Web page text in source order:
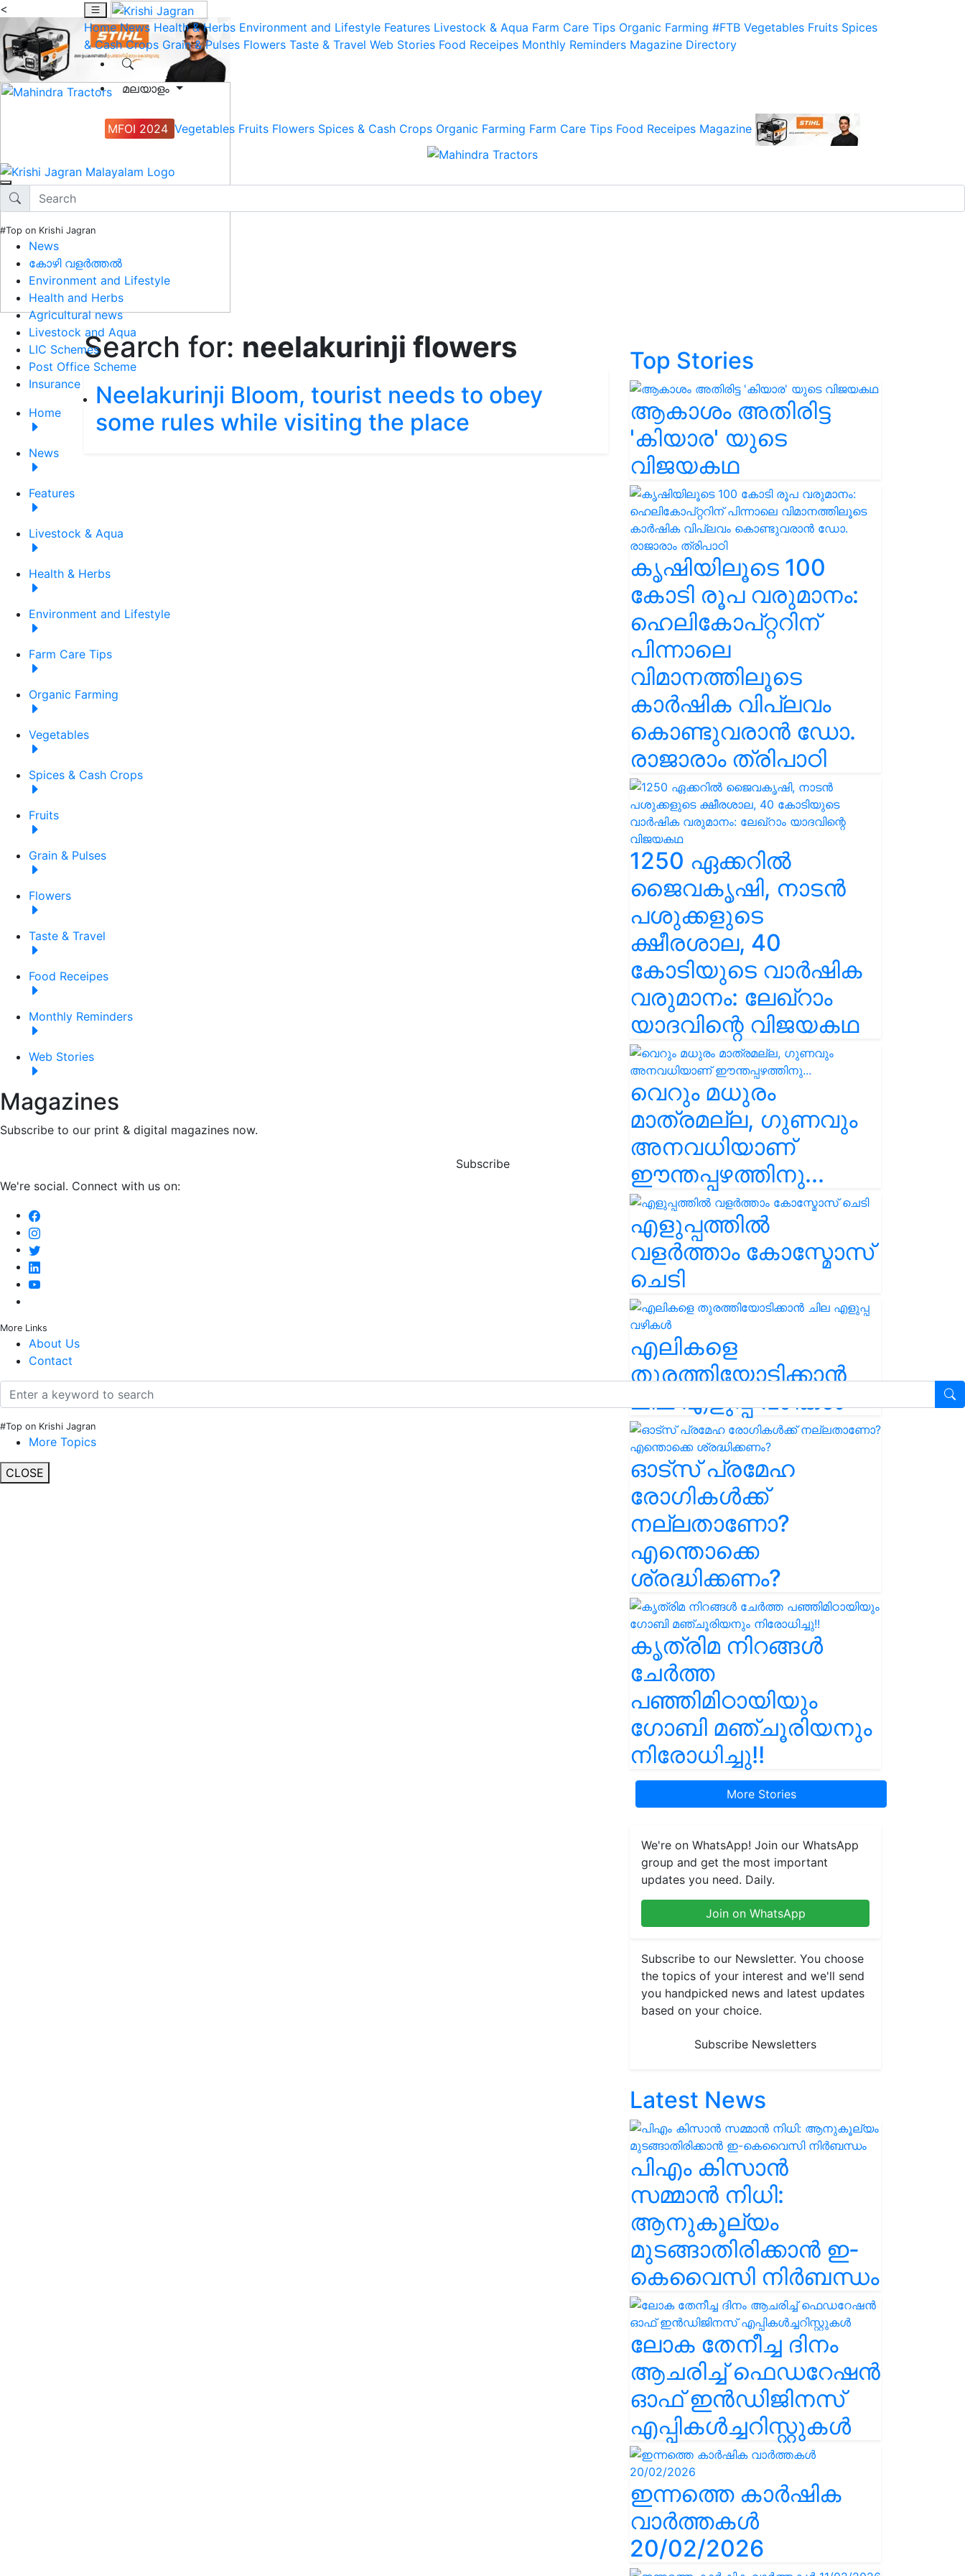
<
Home News Health & Herbs Environment and Lifestyle Features Livestock & Aqua Farm Care Tips Organic Farming #FTB Vegetables Fruits Spices
& Cash Crops Grain & Pulses Flowers Taste & Travel Web Stories Food Receipes Monthly Reminders Magazine Directory
മലയാളം
MFOI 2024 Vegetables Fruits Flowers Spices & Cash Crops Organic Farming Farm Care Tips Food Receipes Magazine
#Top on Krishi Jagran
News
കോഴി വളർത്തൽ
Environment and Lifestyle
Health and Herbs
Agricultural news
Livestock and Aqua
LIC Schemes
Post Office Scheme
Insurance
Home
News
Features
Livestock & Aqua
Health & Herbs
Environment and Lifestyle
Farm Care Tips
Organic Farming
Vegetables
Spices & Cash Crops
Fruits
Grain & Pulses
Flowers
Taste & Travel
Food Receipes
Monthly Reminders
Web Stories
Magazines
Subscribe to our print & digital magazines now.
Subscribe
We're social. Connect with us on:
More Links
About Us
Contact
#Top on Krishi Jagran
More Topics
CLOSE
Search for: neelakurinji flowers
Neelakurinji Bloom, tourist needs to obey
some rules while visiting the place
Top Stories
ആകാശം അതിരിട്ട
'കിയാര' യുടെ
വിജയകഥ
കൃഷിയിലൂടെ 100
കോടി രൂപ വരുമാനം:
ഹെലികോപ്റ്ററിന്
പിന്നാലെ
വിമാനത്തിലൂടെ
കാർഷിക വിപ്ലവം
കൊണ്ടുവരാൻ ഡോ.
രാജാരാം ത്രിപാഠി
1250 ഏക്കറിൽ
ജൈവകൃഷി, നാടൻ
പശുക്കളുടെ
ക്ഷീരശാല, 40
കോടിയുടെ വാർഷിക
വരുമാനം: ലേഖ്‌റാം
യാദവിന്റെ വിജയകഥ
വെറും മധുരം
മാത്രമല്ല, ഗുണവും
അനവധിയാണ്
ഈന്തപ്പഴത്തിനു...
എളുപ്പത്തിൽ
വളർത്താം കോസ്മോസ്
ചെടി
എലികളെ
തുരത്തിയോടിക്കാൻ
ചില എളുപ്പ വഴികൾ
ഓട്സ് പ്രമേഹ
രോഗികൾക്ക്
നല്ലതാണോ?
എന്തൊക്കെ
ശ്രദ്ധിക്കണം?
കൃത്രിമ നിറങ്ങൾ
ചേർത്ത
പഞ്ഞിമിഠായിയും
ഗോബി മഞ്ചൂരിയനും
നിരോധിച്ചു!!
More Stories
We're on WhatsApp! Join our WhatsApp
group and get the most important
updates you need. Daily.
Join on WhatsApp
Subscribe to our Newsletter. You choose
the topics of your interest and we'll send
you handpicked news and latest updates
based on your choice.
Subscribe Newsletters
Latest News
പിഎം കിസാൻ
സമ്മാൻ നിധി:
ആനുകൂല്യം
മുടങ്ങാതിരിക്കാൻ ഇ-
കെവൈസി നിർബന്ധം
ലോക തേനീച്ച ദിനം
ആചരിച്ച് ഫെഡറേഷൻ
ഓഫ് ഇൻഡിജിനസ്
എപ്പികൾച്ചറിസ്റ്റുകൾ
ഇന്നത്തെ കാർഷിക
വാർത്തകൾ
20/02/2026